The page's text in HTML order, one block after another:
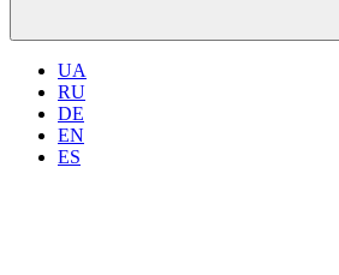
UA
RU
DE
EN
ES